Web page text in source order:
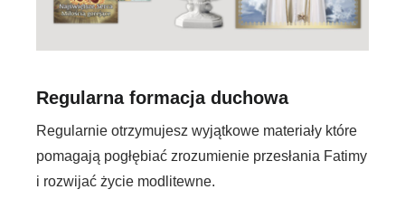
Regularna formacja duchowa
Regularnie otrzymujesz wyjątkowe materiały które
pomagają pogłębiać zrozumienie przesłania Fatimy
i rozwijać życie modlitewne.